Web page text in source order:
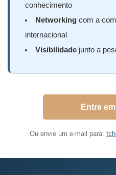
conhecimento
Networkingcom a
internacional
Visibilidadejunto a
Entre
Ou envie um e-mail para: